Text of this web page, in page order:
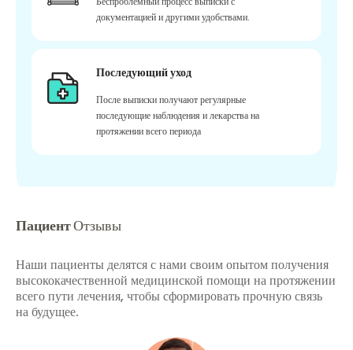
документацией и другими удобствами.
Последующий уход
После выписки получают регулярные
последующие наблюдения и лекарства на
протяжении всего периода
ПациентОтзывы
Наши пациенты делятся с нами своим опытом получения
высококачественной медицинской помощи на протяжении
всего пути лечения, чтобы сформировать прочную связь
на будущее.